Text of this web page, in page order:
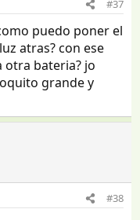
#37
puedo poner el
atras? con ese
otra bateria? jo
grande y
#38